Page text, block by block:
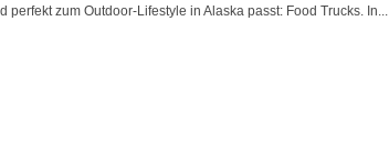
perfekt zum Outdoor-Lifestyle in Alaska passt: Food Trucks. In...